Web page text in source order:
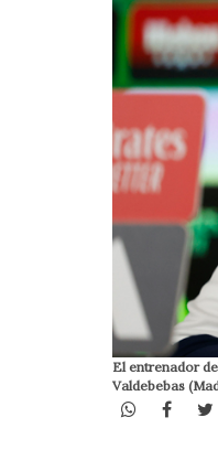
El entrenador
Valdebebas
WhatsApp